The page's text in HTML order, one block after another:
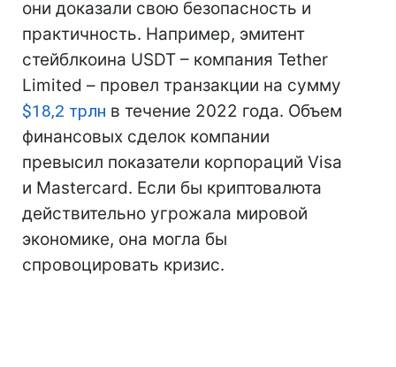
они доказали свою безопасность и
практичность. Например, эмитент
стейблкоина USDT – компания Tether
Limited – провел транзакции на сумму
$18,2 трлн в течение 2022 года. Объем
финансовых сделок компании
превысил показатели корпораций Visa
и Mastercard. Если бы криптовалюта
действительно угрожала мировой
экономике, она могла бы
спровоцировать кризис.